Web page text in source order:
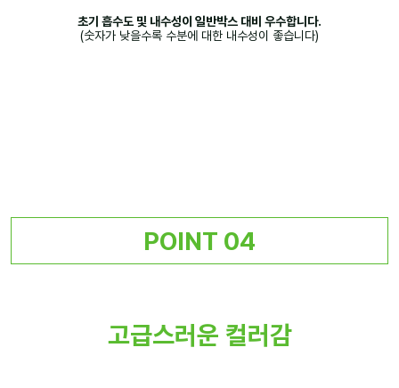
초기 흡수도 및 내수성이 일반박스 대비 우수합니다.
(숫자가 낮을수록 수분에 대한 내수성이 좋습니다)
POINT 04
고급스러운 컬러감